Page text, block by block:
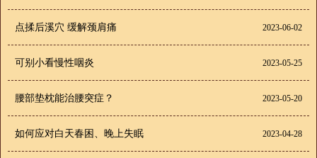
点揉后溪穴 缓解颈肩痛 2023-06-02
可别小看慢性咽炎 2023-05-25
腰部垫枕能治腰突症？ 2023-05-20
如何应对白天春困、晚上失眠 2023-04-28